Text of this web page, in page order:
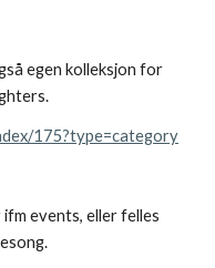
egen kolleksjon for
175?type=category
events, eller felles